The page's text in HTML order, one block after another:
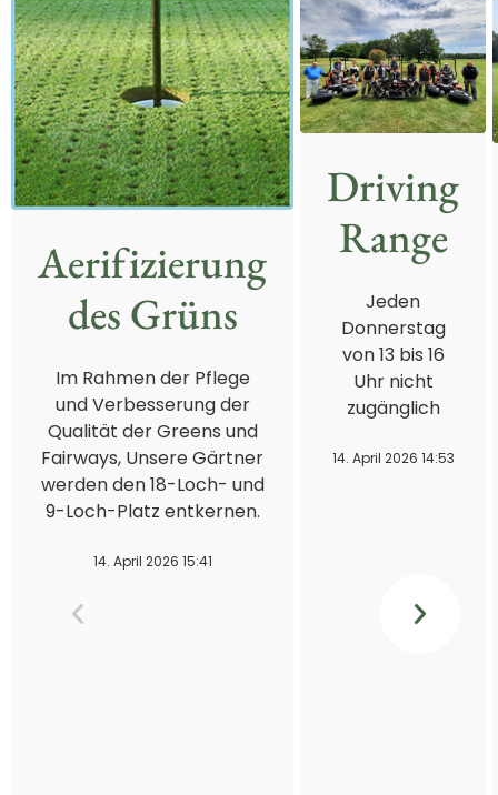
Aerifizierung
des Grüns
Im Rahmen der Pflege
und Verbesserung der
Qualität der Greens und
Fairways, Unsere Gärtner
werden den 18-Loch- und
9-Loch-Platz entkernen.
14. April 2026 15:41
Driving
Range
Jeden
Donnerstag
von 13 bis 16
Uhr nicht
zugänglich
14. April 2026 14:53